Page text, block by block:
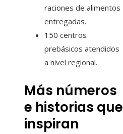
raciones de alimentos
entregadas.
150 centros
prebásicos atendidos
a nivel regional.
Más números
e historias que
inspiran